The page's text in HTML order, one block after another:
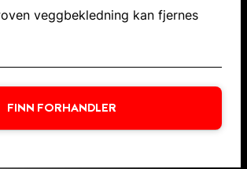
veggbekledning kan fjernes
FINN FORHANDLER